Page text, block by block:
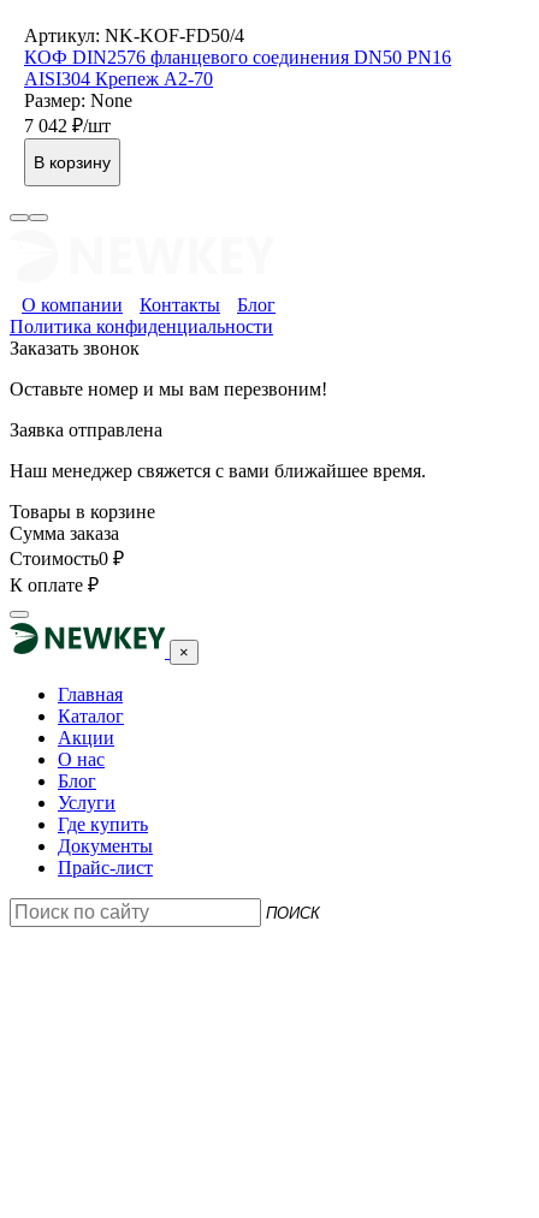
Артикул: NK-KOF-FD50/4
КОФ DIN2576 фланцевого соединения DN50 PN16
AISI304 Крепеж А2-70
Размер: None
7 042 ₽/шт
В корзину
О компании Контакты
Блог
Политика конфиденциальности
Заказать звонок
Оставьте номер и мы вам перезвоним!
Заявка отправлена
Наш менеджер свяжется с вами ближайшее время.
Товары в корзине
Сумма заказа
Стоимость0 ₽
К оплате ₽
×
Главная
Каталог
Акции
О нас
Блог
Услуги
Где купить
Документы
Прайс-лист
ПОИСК